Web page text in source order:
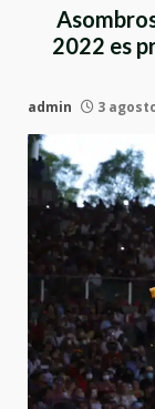
2022 es
admin 3